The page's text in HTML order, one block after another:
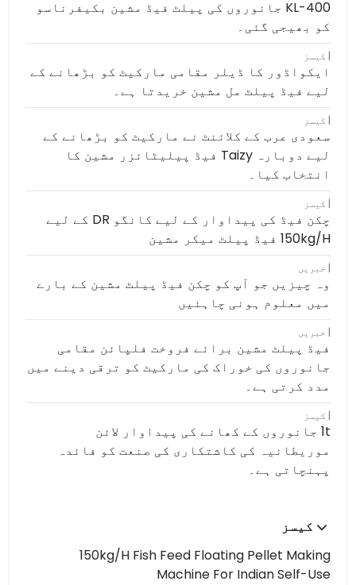
KL-400 جانوروں کی پیلٹ فیڈ مشین بکیفرناسو
کو بھیجی گئی۔
کیسز
ایکواڈور کا ڈیلر مقامی مارکیٹ کو بڑھانے کے
لیے فیڈ پیلٹ مل مشین خریدتا ہے۔
کیسز
سعودی عرب کے کلائنٹ نے مارکیٹ کو بڑھانے کے
لیے دوبارہ Taizy فیڈ پیلیٹائزر مشین کا
انتخاب کیا۔
کیسز
چکن فیڈ کی پیداوار کے لیے کانگو DR کے لیے
150kg/h فیڈ پیلٹ میکر مشین
خبریں
وہ چیزیں جو آپ کو چکن فیڈ پیلٹ مشین کے بارے
میں معلوم ہونی چاہئیں
خبریں
فیڈ پیلٹ مشین برائے فروخت فلپائن مقامی
جانوروں کی خوراک کی مارکیٹ کو ترقی دینے میں
مدد کرتی ہے۔
کیسز
1t جانوروں کے کھانے کی پیداوار لائن
موریطانیہ کی کاشتکاری کی صنعت کو فائدہ
پہنچاتی ہے۔
کیسز
150kg/h Fish Feed Floating Pellet Making
Machine For Indian Self-Use